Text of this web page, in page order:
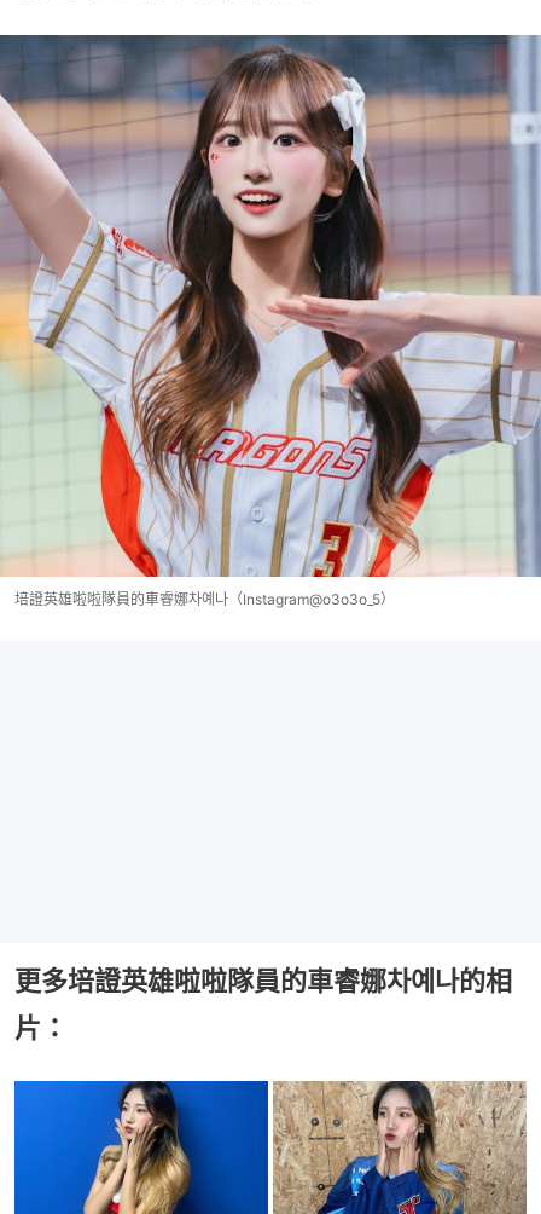
培證英雄啦啦隊員的車睿娜차예나（Instagram@o3o3o_5）
更多培證英雄啦啦隊員的車睿娜차예나的相
片：